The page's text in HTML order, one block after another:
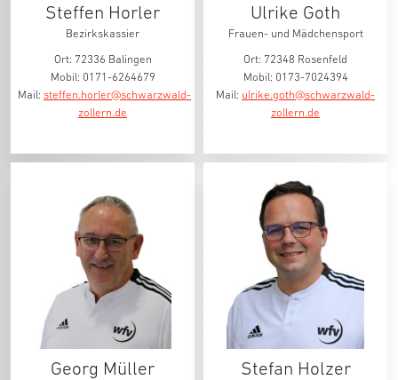
Steffen Horler
Bezirkskassier
Ort: 72336 Balingen
Mobil: 0171-6264679
Mail: steffen.horler@schwarzwald-
zollern.de
Ulrike Goth
Frauen- und Mädchensport
Ort: 72348 Rosenfeld
Mobil: 0173-7024394
Mail: ulrike.goth@schwarzwald-
zollern.de
Georg Müller Stefan Holzer